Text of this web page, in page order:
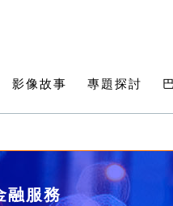
影像故事 專題探討
融服務